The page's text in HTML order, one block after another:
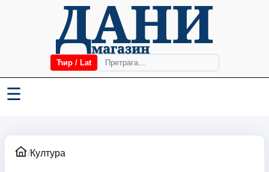
Ћир / Lat
☰
/Култура